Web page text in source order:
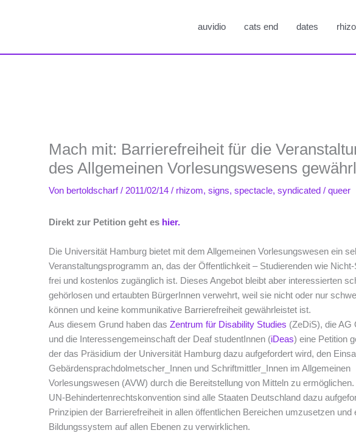
auvidio cats end dates
Mach mit: Barrierefreiheit für die
des Allgemeinen Vorlesungswesens
Von bertoldscharf/ 2011/02/14/ rhizom,signs,spectacle,syndicated /queer
Direkt zur Petition geht es hier.
Die Universität Hamburg bietet mit dem Allgemeinen Vorlesungswesen ein
Veranstaltungsprogramm an, das der Öffentlichkeit – Studierenden wie
frei und kostenlos zugänglich ist. Dieses Angebot bleibt aber interessierten
gehörlosen und ertaubten BürgerInnen verwehrt, weil sie nicht oder nur
können und keine kommunikative Barrierefreiheit gewährleistet ist.
Aus diesem Grund haben dasZentrum für Disability Studies (ZeDiS), die AG
und die Interessengemeinschaft der Deaf studentInnen (iDeas) eine Petition
der das Präsidium der Universität Hamburg dazu aufgefordert wird, den
Gebärdensprachdolmetscher_Innen und Schriftmittler_Innen im Allgemeinen
Vorlesungswesen (AVW) durch die Bereitstellung von Mitteln zu
UN-Behindertenrechtskonvention sind alle Staaten Deutschland dazu
Prinzipien der Barrierefreiheit in allen öffentlichen Bereichen umzusetzen und
Bildungssystem auf allen Ebenen zu verwirklichen.